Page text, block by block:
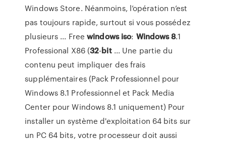
Windows Store. Néanmoins, l’opération n’est
pas toujours rapide, surtout si vous possédez
plusieurs ... Freewindows iso: Windows8.1
Professional X86 (32-bit... Une partie du
contenu peut impliquer des frais
supplémentaires (Pack Professionnel pour
Windows 8.1 Professionnel et Pack Media
Center pour Windows 8.1 uniquement) Pour
installer un système d'exploitation 64 bits sur
un PC 64 bits, votre processeur doit aussi